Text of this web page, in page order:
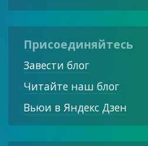
Присоединяйтесь
Завести блог
Читайте наш блог
Вьюи в Яндекс Дзен